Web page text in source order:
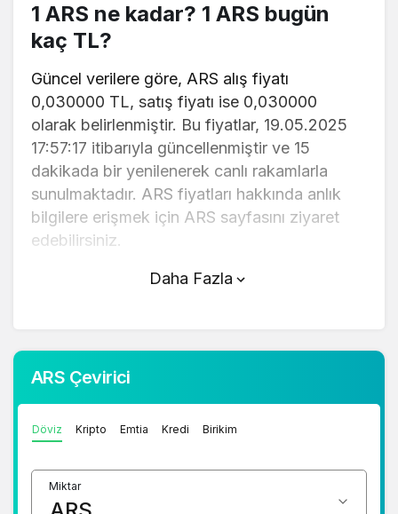
1 ARS ne kadar? 1 ARS bugün
kaç TL?
Güncel verilere göre, ARS alış fiyatı
0,030000 TL, satış fiyatı ise 0,030000
olarak belirlenmiştir. Bu fiyatlar, 19.05.2025
17:57:17 itibarıyla güncellenmiştir ve 15
dakikada bir yenilenerek canlı rakamlarla
sunulmaktadır. ARS fiyatları hakkında anlık
bilgilere erişmek için ARS sayfasını ziyaret
edebilirsiniz.
ARS (TL) fiyatı bugün düştü.
işlem hacmi 0. Fiyatı son 24 saatte 1,11
değişim göstermiştir..
ARS hesaplama işlemleri için, sayfanın
mevcut fiyatlar üzerinden hızlı ve kolay bir
şekilde çevirme işlemlerinizi
Daha Fazla
ARS Çevirici
Döviz Kripto Emtia Kredi Birikim
Miktar